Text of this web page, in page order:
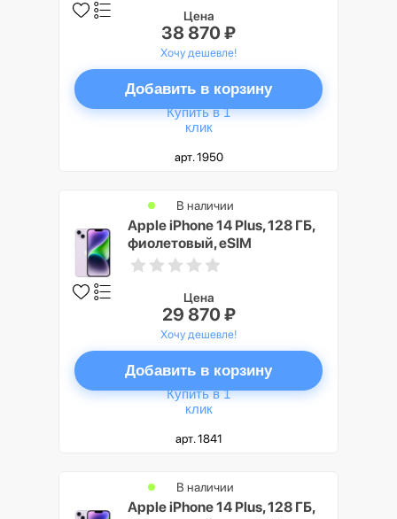
Цена
38 870 ₽
Хочу дешевле!
Добавить в корзину
Купить в 1
клик
арт. 1950
Apple iPhone 14 Plus, 128 ГБ,
фиолетовый, eSIM
В наличии
Цена
29 870 ₽
Хочу дешевле!
Добавить в корзину
Купить в 1
клик
арт. 1841
Apple iPhone 14 Plus, 128 ГБ,
В наличии